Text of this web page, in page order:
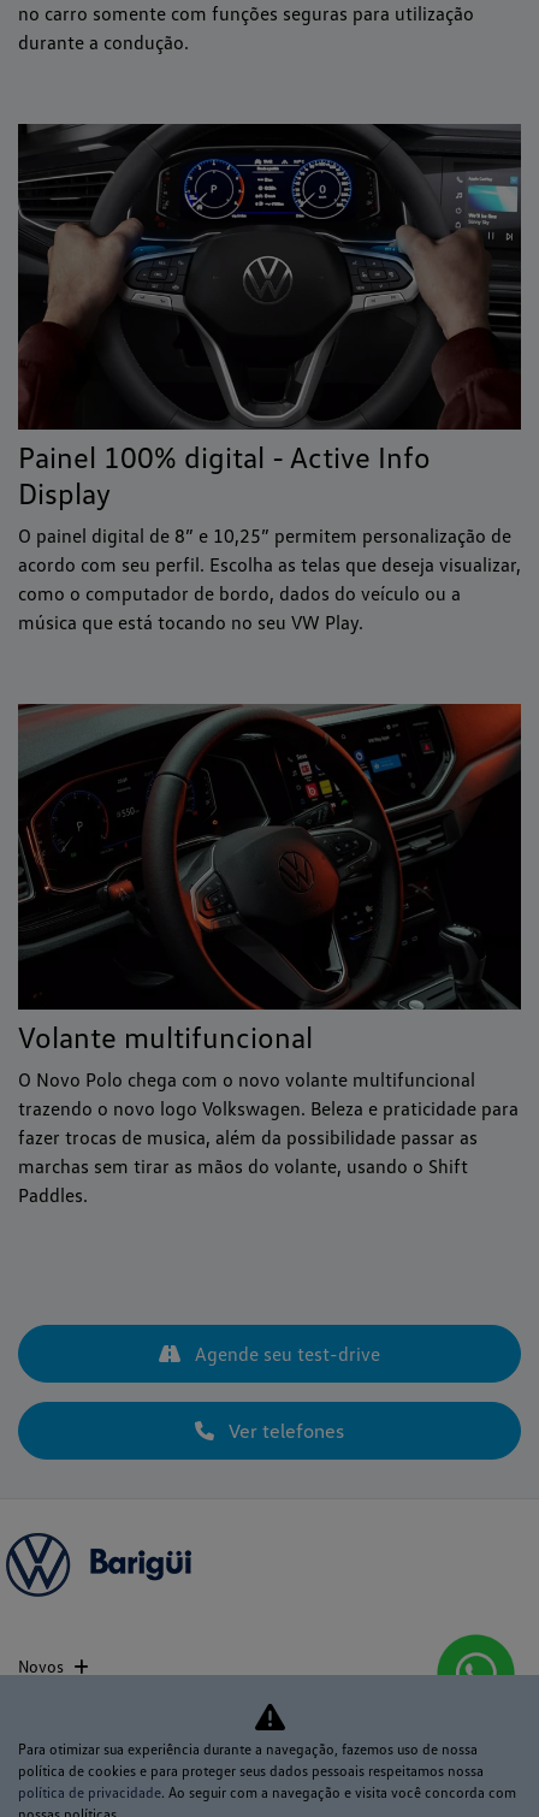
no carro somente com funções seguras para utilização
durante a condução.
Painel 100% digital - Active Info
Display
O painel digital de 8” e 10,25” permitem personalização de
acordo com seu perfil. Escolha as telas que deseja visualizar,
como o computador de bordo, dados do veículo ou a
música que está tocando no seu VW Play.
Volante multifuncional
O Novo Polo chega com o novo volante multifuncional
trazendo o novo logo Volkswagen. Beleza e praticidade para
fazer trocas de musica, além da possibilidade passar as
marchas sem tirar as mãos do volante, usando o Shift
Paddles.
Ver telefones
Agende seu test-drive
Novos
Política de privacidade
Para otimizar sua experiência durante a navegação, fazemos uso de nossa
política de cookies e para proteger seus dados pessoais respeitamos nossa
política de privacidade. Ao seguir com a navegação e visita você concorda com